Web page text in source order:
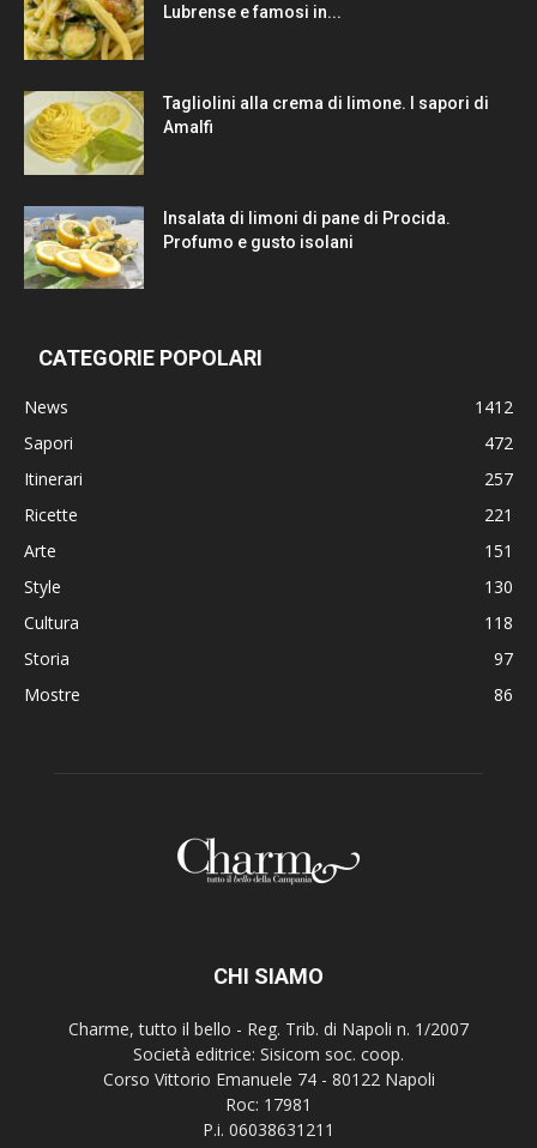
Lubrense e famosi in...
Tagliolini alla crema di limone. I sapori di
Amalfi
Insalata di limoni di pane di Procida.
Profumo e gusto isolani
CATEGORIE POPOLARI
News
1412
Sapori
472
Itinerari
257
Ricette
221
Arte
151
Style
130
Cultura
118
Storia
97
Mostre
86
CHI SIAMO
Charme, tutto il bello - Reg. Trib. di Napoli n. 1/2007
Società editrice: Sisicom soc. coop.
Corso Vittorio Emanuele 74 - 80122 Napoli
Roc: 17981
P.i. 06038631211